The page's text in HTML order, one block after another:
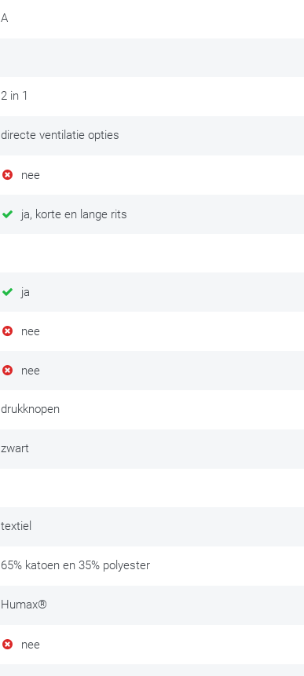
A
2 in 1
directe ventilatie opties
nee
ja, korte en lange rits
ja
nee
nee
drukknopen
zwart
textiel
65% katoen en 35% polyester
Humax®
nee